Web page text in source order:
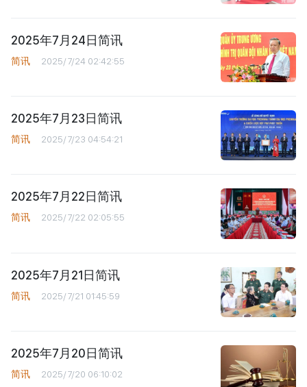
2025年7月24日简讯
简讯 2025/7/24 02:42:55
2025年7月23日简讯
简讯 2025/7/23 04:54:21
2025年7月22日简讯
简讯 2025/7/22 02:05:55
2025年7月21日简讯
简讯 2025/7/21 01:45:59
2025年7月20日简讯
简讯 2025/7/20 06:10:02